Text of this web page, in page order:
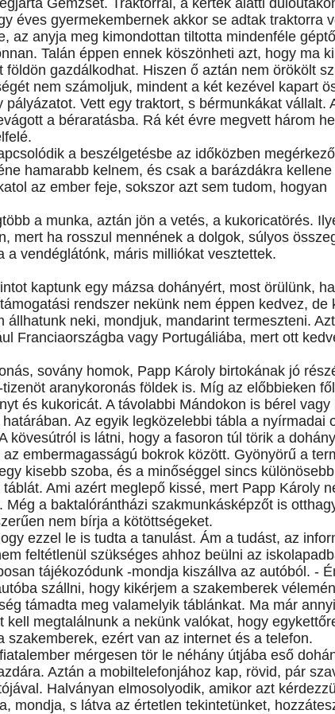
Gemzsét. Traktorral, a kertek alatti
éves gyermekembernek akkor se adtak traktorra
az anyja meg kimondottan tiltotta mindenféle
Talán éppen ennek köszönheti azt, hogy ma
gazdálkodhat. Hiszen ő aztán nem örökölt
nem számoljuk, mindent a két kezével kapart
Vett egy traktort, s bérmunkákat vállalt.
a béraratásba. Rá két évre megvett három
a beszélgetésbe az időközben
hamarabb kelnem, és csak a barázdákra kellene
az ember feje, sokszor azt sem tudom, hogyan
a munka, aztán jön a vetés, a kukoricatörés.
mert ha rosszul mennének a dolgok, súlyos
vendéglátónk, máris milliókat vesztettek.
kaptunk egy mázsa dohányért, most örülünk, ha
rendszer nekünk nem éppen kedvez, de
állhatunk neki, mondjuk, mandarint termeszteni.
Franciaországba vagy Portugáliába, mert ott
sovány homok, Papp Károly birtokának jó
aranykoronás földek is. Míg az előbbieken
és kukoricát. A távolabbi Mándokon is bérel vagy
Az egyik legközelebbi tábla a nyírmadai
kövesútról is látni, hogy a fasoron túl törik a
embermagasságú bokrok között. Gyönyörű a
kisebb szoba, és a minőséggel sincs
Ami azért meglepő kissé, mert Papp Károly
a baktalórántházi szakmunkásképzőt is
nem bírja a kötöttségeket.
ezzel le is tudta a tanulást. Ám a tudást, az
feltétlenül szükséges ahhoz beülni az
tájékozódunk -mondja kiszállva az autóból. -
szállni, hogy kikérjem a szakemberek
támadta meg valamelyik táblánkat. Ma már
megtalálnunk a nekünk valókat, hogy
ezért van az internet és a telefon.
mérgesen tör le néhány útjába eső
Aztán a mobiltelefonjához kap, rövid, pár
Halványan elmosolyodik, amikor azt
mondja, s látva az értetlen tekintetünket,